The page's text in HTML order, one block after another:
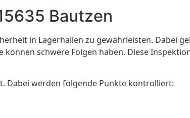
Bautzen
in Lagerhallen zu gewährleisten. Dabei
schwere Folgen haben. Diese
Dabei werden folgende Punkte kontrolliert: